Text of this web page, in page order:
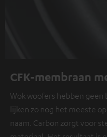
CFK-membraan
Wok woofers hebben
lijken zo nog het meeste
naam. Carbon zorgt voor